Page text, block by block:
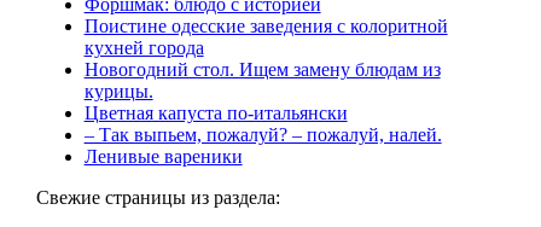
Форшмак: блюдо с историей
Поистине одесские заведения с колоритной
кухней города
Новогодний стол. Ищем замену блюдам из
курицы.
Цветная капуста по-итальянски
– Так выпьем, пожалуй? – пожалуй, налей.
Ленивые вареники
Свежие страницы из раздела: